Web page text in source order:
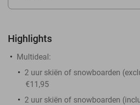
Highlights
Multideal:
2 uur skiën of snowboarden
€11,95
2 uur skiën of snowboarden